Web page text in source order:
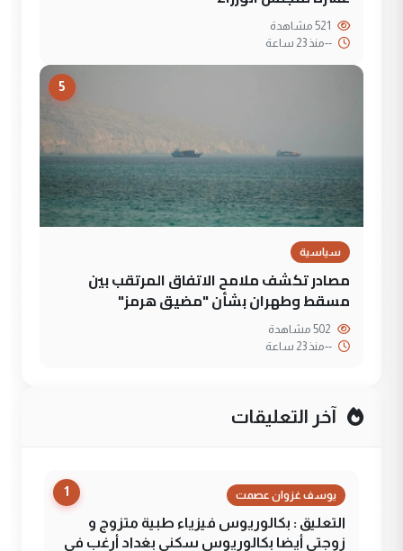
--منذ 23 ساعة
5
سياسية
مصادر تكشف ملامح الاتفاق المرتقب بين
مسقط وطهران بشأن "مضيق هرمز"
--منذ 23 ساعة
آخر التعليقات
1 يوسف غزوان عصمت
التعليق : بكالوريوس فيزياء طبية متزوج و
زوجتي أيضا بكالوريوس سكني بغداد أرغب في